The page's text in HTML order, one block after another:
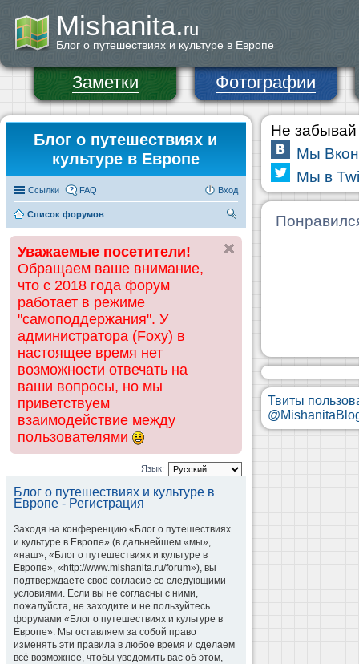
Mishanita.ru
Блог о путешествиях и культуре в Европе
Заметки Фотографии
Блог о путешествиях и
культуре в Европе
Ссылки FAQ Вход
Список форумов
ск
Уважаемые посетители!
Обращаем ваше внимание,
что с 2018 года форум
работает в режиме
"самоподдержания". У
администратора (Foxy) в
настоящее время нет
возможности отвечать на
ваши вопросы, но мы
приветствуем
взаимодействие между
пользователями
Язык:
Блог о путешествиях и культуре в
Европе - Регистрация
Заходя на конференцию «Блог о путешествиях
и культуре в Европе» (в дальнейшем «мы»,
«наш», «Блог о путешествиях и культуре в
Европе», «http://www.mishanita.ru/forum»), вы
подтверждаете своё согласие со следующими
условиями. Если вы не согласны с ними,
пожалуйста, не заходите и не пользуйтесь
форумами «Блог о путешествиях и культуре в
Европе». Мы оставляем за собой право
изменять эти правила в любое время и сделаем
всё возможное, чтобы уведомить вас об этом,
Не забывай
Мы
Мы в
Твиты